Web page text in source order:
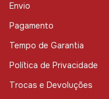
Envio
Pagamento
Tempo de Garantia
Política de Privacidade
Trocas e Devoluções